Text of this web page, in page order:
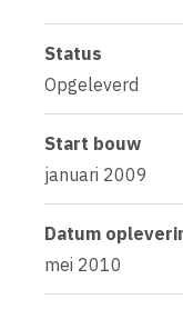
Status
Opgeleverd
Start bouw
januari 2009
Datum
mei 2010